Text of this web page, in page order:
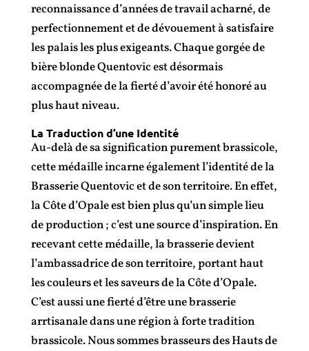
reconnaissance d’années de travail acharné, de
perfectionnement et de dévouement à satisfaire
les palais les plus exigeants. Chaque gorgée de
bière blonde Quentovic est désormais
accompagnée de la fierté d’avoir été honoré au
plus haut niveau.
La Traduction d’une Identité
Au-delà de sa signification purement brassicole,
cette médaille incarne également l’identité de la
Brasserie Quentovic et de son territoire. En effet,
la Côte d’Opale est bien plus qu’un simple lieu
de production ; c’est une source d’inspiration. En
recevant cette médaille, la brasserie devient
l’ambassadrice de son territoire, portant haut
les couleurs et les saveurs de la Côte d’Opale.
C’est aussi une fierté d’être une brasserie
arrtisanale dans une région à forte tradition
brassicole. Nous sommes brasseurs des Hauts de